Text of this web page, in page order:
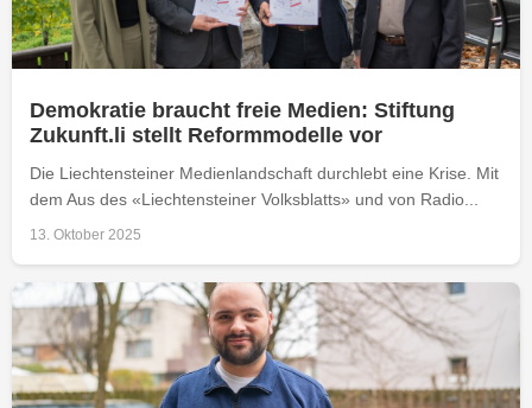
Demokratie braucht freie Medien: Stiftung
Zukunft.li stellt Reformmodelle vor
Die Liechtensteiner Medienlandschaft durchlebt eine Krise. Mit
dem Aus des «Liechtensteiner Volksblatts» und von Radio...
13. Oktober 2025